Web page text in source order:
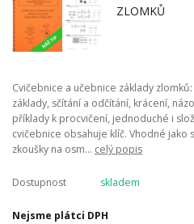
Cvičebnice a učebnice základy
základy, sčítání a odčítání, krácení,
příklady k procvičení, jednoduché i
cvičebnice obsahuje klíč. Vhodné jako
zkoušky na osm... celý popis
Dostupnost skladem
Nejsme plátci DPH